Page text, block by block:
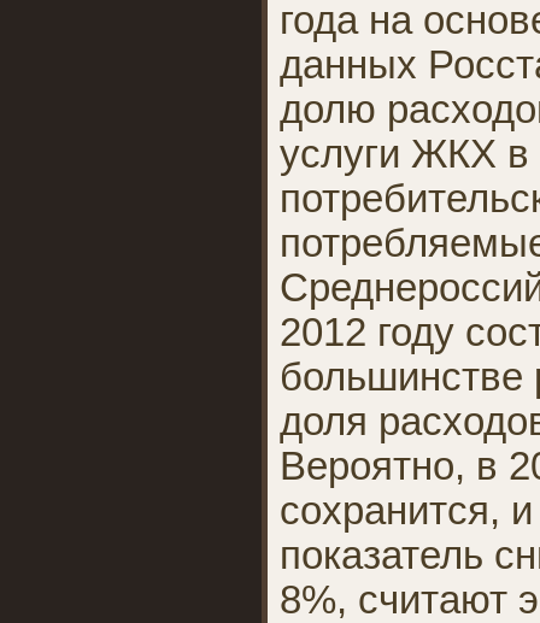
года на
данных
долю
услуги ЖКХ в
2012 году
большинстве
доля
Вероятно, в
сохранится,
показатель
8%, считают